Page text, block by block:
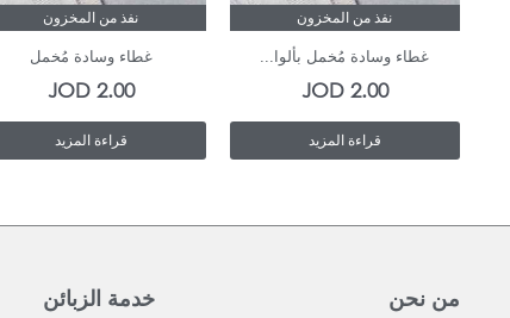
نفذ من المخزون
غطاء وسادة مُخمل بألوا...
2.00
JOD
قراءة المزيد
نفذ من المخزون
غطاء وسادة مُخمل
2.00
JOD
قراءة المزيد
من نحن خدمة الزبائن